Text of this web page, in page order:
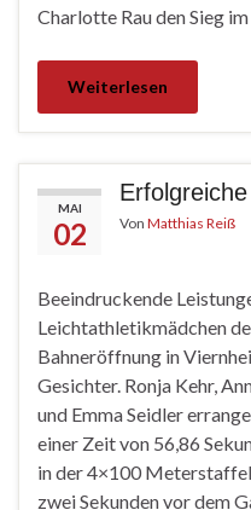
Charlotte Rau den Sieg
Weiterlesen
MAI
02 Von Matthias Reiß
Beeindruckende
Leichtathletikmädchen
Bahneröffnung in
Gesichter. Ronja Kehr,
und Emma Seidler
einer Zeit von 56,86
in der 4×100
zwei Sekunden vor dem